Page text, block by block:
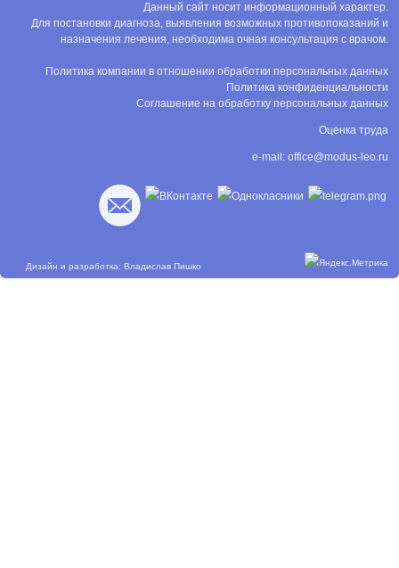
Данный сайт носит информационный характер.
Для постановки диагноза, выявления возможных противопоказаний и
назначения лечения, необходима очная консультация с врачом.
Политика компании в отношении обработки персональных данных
Политика конфиденциальности
Соглашение на обработку персональных данных
Оценка труда
e-mail: office@modus-leo.ru
Дизайн и разработка: Владислав Пишко